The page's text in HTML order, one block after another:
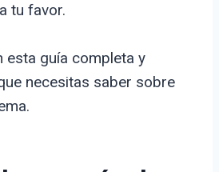
tu favor.
esta guía completa y
necesitas saber sobre